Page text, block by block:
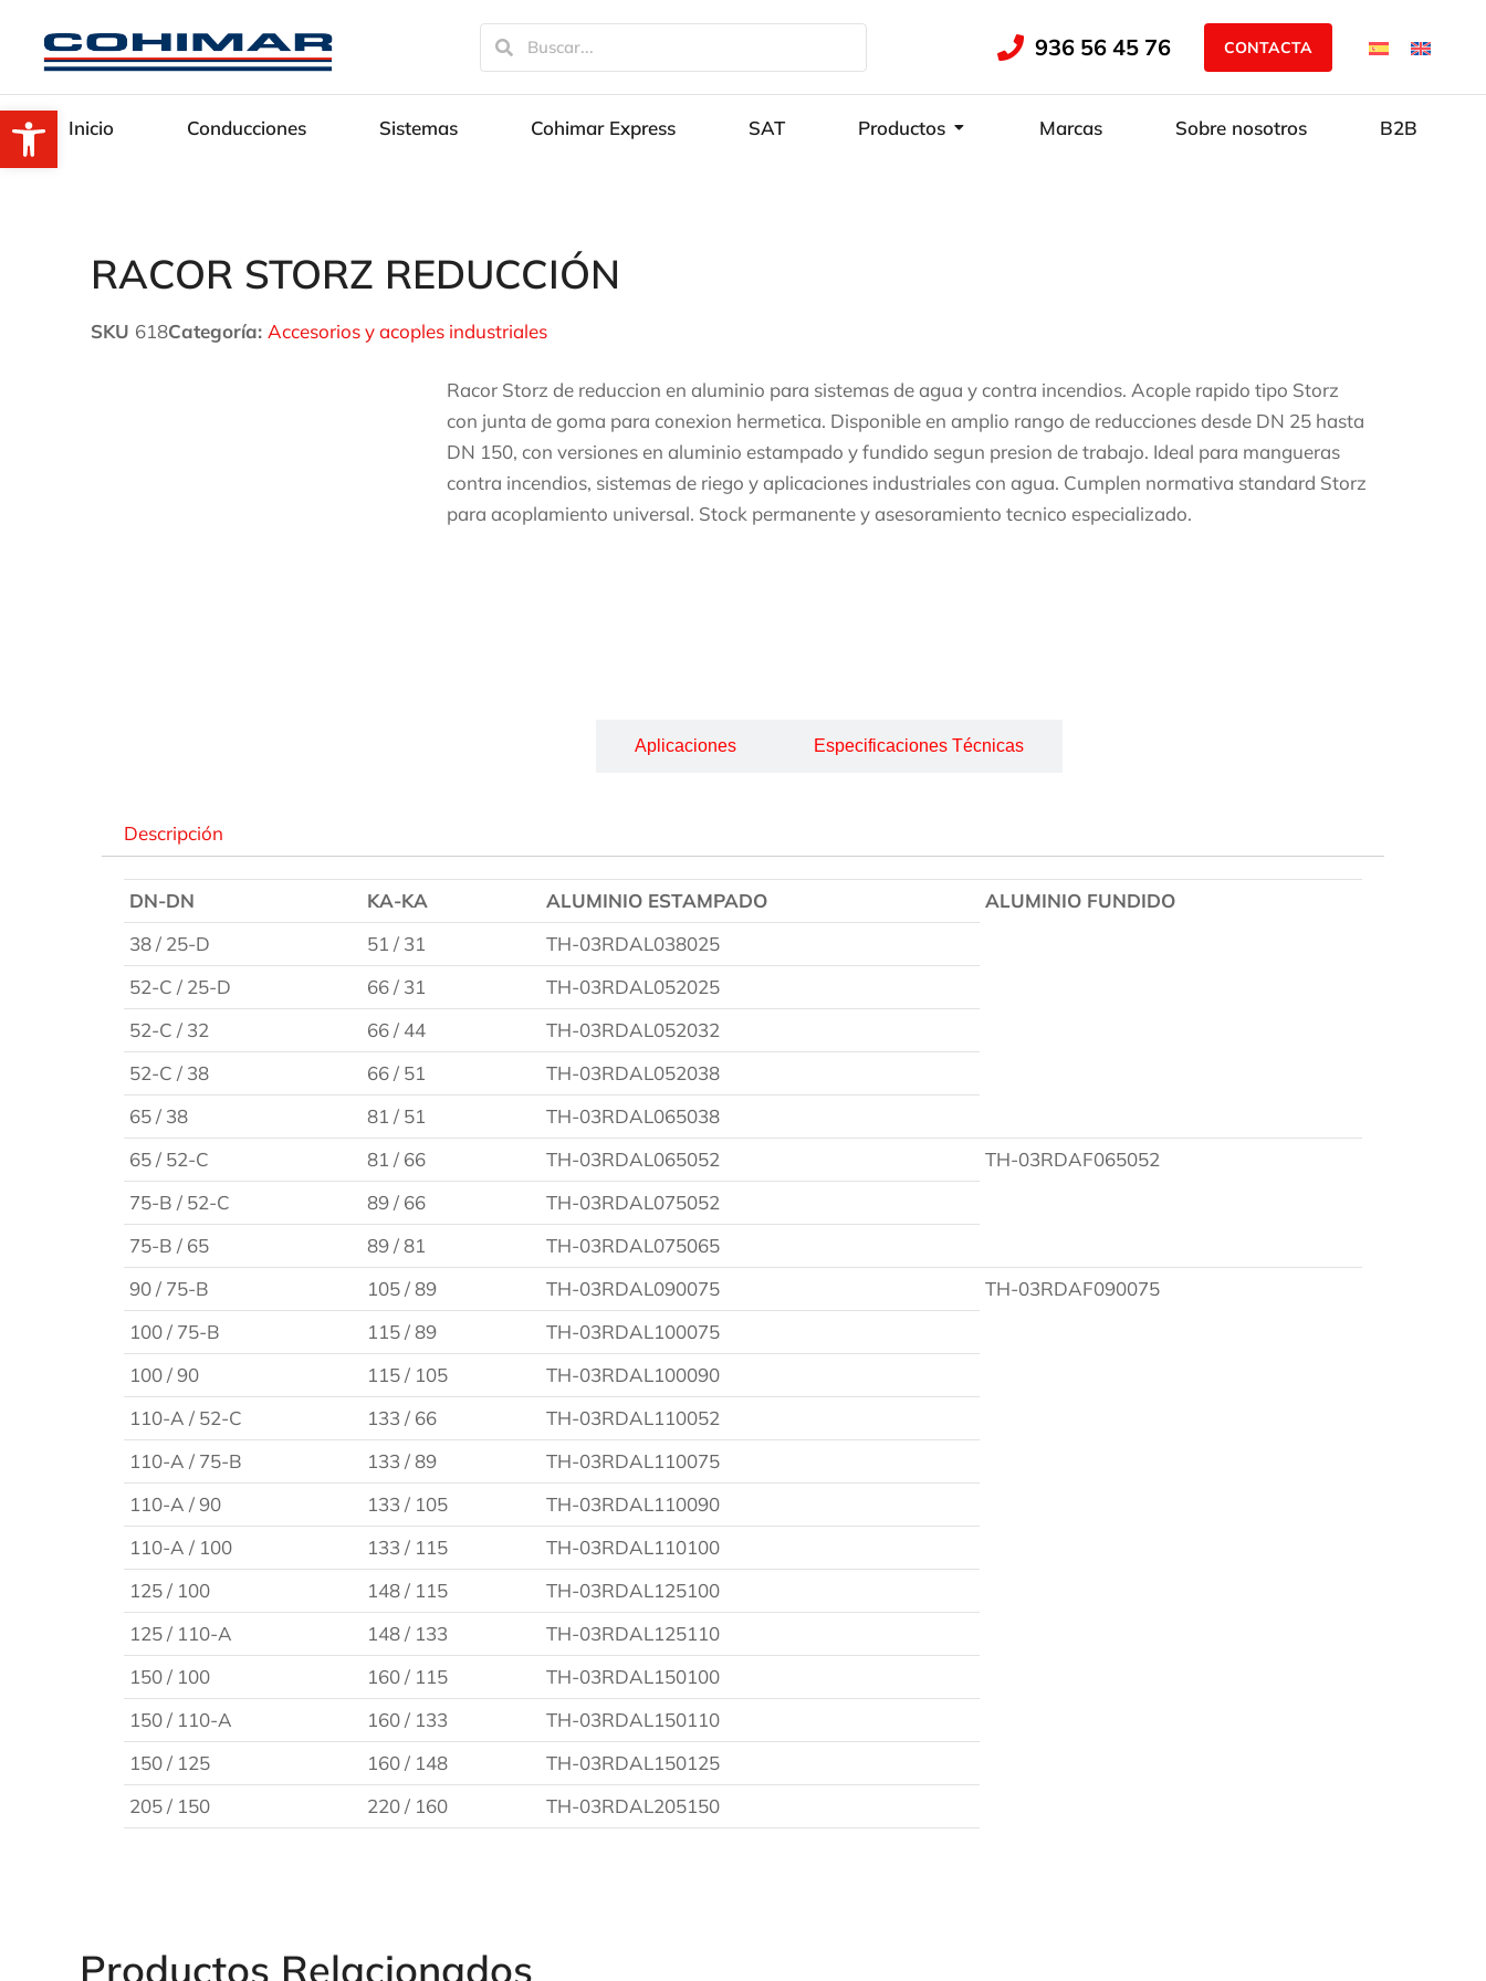
936 56 45 76 CONTACTA
Inicio Conducciones Sistemas Cohimar Express SAT Productos Marcas Sobre nosotros B2B
RACOR STORZ REDUCCIÓN
SKU 618Categoría: Accesorios y acoples industriales
Racor Storz de reduccion en aluminio para sistemas de agua y contra incendios. Acople rapido tipo Storz
con junta de goma para conexion hermetica. Disponible en amplio rango de reducciones desde DN 25 hasta
DN 150, con versiones en aluminio estampado y fundido segun presion de trabajo. Ideal para mangueras
contra incendios, sistemas de riego y aplicaciones industriales con agua. Cumplen normativa standard Storz
para acoplamiento universal. Stock permanente y asesoramiento tecnico especializado.
Aplicaciones Especificaciones Técnicas
Descripción
DN-DN KA-KA ALUMINIO ESTAMPADO
ALUMINIO FUNDIDO
38 / 25-D
51 / 31
TH-03RDAL038025
52-C / 25-D
66 / 31
TH-03RDAL052025
52-C / 32
66 / 44
TH-03RDAL052032
52-C / 38
66 / 51
TH-03RDAL052038
65 / 38
81 / 51
TH-03RDAL065038
65 / 52-C
81 / 66 TH-03RDAL065052
TH-03RDAF065052
75-B / 52-C
89 / 66
TH-03RDAL075052
75-B / 65
89 / 81
TH-03RDAL075065
90 / 75-B
105 / 89 TH-03RDAL090075
TH-03RDAF090075
100 / 75-B
115 / 89
TH-03RDAL100075
100 / 90
115 / 105
TH-03RDAL100090
110-A / 52-C
133 / 66
TH-03RDAL110052
110-A / 75-B
133 / 89
TH-03RDAL110075
110-A / 90
133 / 105
TH-03RDAL110090
110-A / 100
133 / 115
TH-03RDAL110100
125 / 100
148 / 115
TH-03RDAL125100
125 / 110-A
148 / 133
TH-03RDAL125110
150 / 100
160 / 115
TH-03RDAL150100
150 / 110-A
160 / 133
TH-03RDAL150110
150 / 125
160 / 148
TH-03RDAL150125
205 / 150
220 / 160 TH-03RDAL205150
Productos Relacionados
Abrir barra de herramientas